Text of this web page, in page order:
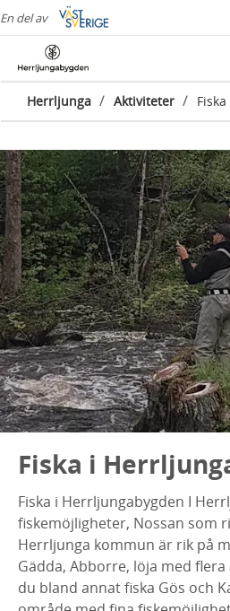
En del av
Herrljunga / Aktiviteter /
Fiska i
Fiska i Herrljungabygden I
fiskemöjligheter, Nossan som
Herrljunga kommun är rik på
Gädda, Abborre, löja med
du bland annat fiska Gös och